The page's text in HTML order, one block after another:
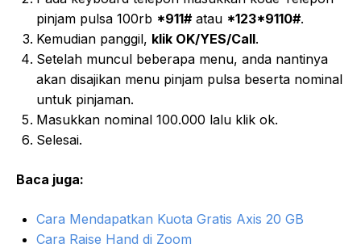
pinjam pulsa 100rb *911#atau *123*9110#.
Kemudian panggil, klik OK/YES/Call.
Setelah muncul beberapa menu, anda nantinya
akan disajikan menu pinjam pulsa beserta nominal
untuk pinjaman.
Masukkan nominal 100.000 lalu klik ok.
Selesai.
Baca juga:
Cara Mendapatkan Kuota Gratis Axis 20 GB
Cara Raise Hand di Zoom